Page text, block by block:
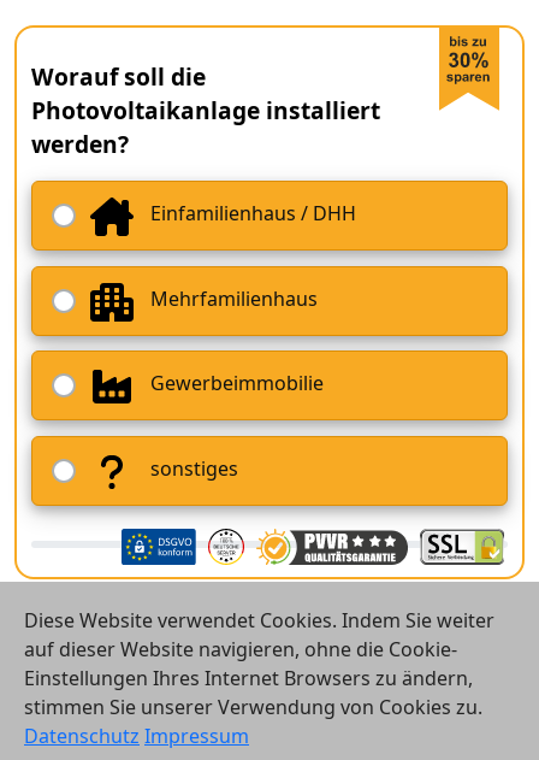
Worauf soll die
Photovoltaikanlage installiert
werden?
Einfamilienhaus / DHH
Mehrfamilienhaus
Gewerbeimmobilie
sonstiges
© 2026 Vergleichsrechner24 GmbH
Diese Website verwendet Cookies. Indem Sie weiter
auf dieser Website navigieren, ohne die Cookie-
Einstellungen Ihres Internet Browsers zu ändern,
stimmen Sie unserer Verwendung von Cookies zu.
Datenschutz Impressum